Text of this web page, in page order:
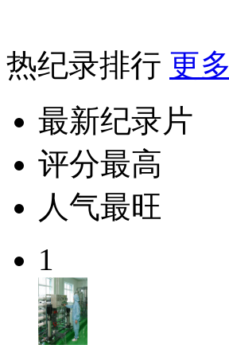
热纪录排行 更多
最新纪录片
评分最高
人气最旺
1